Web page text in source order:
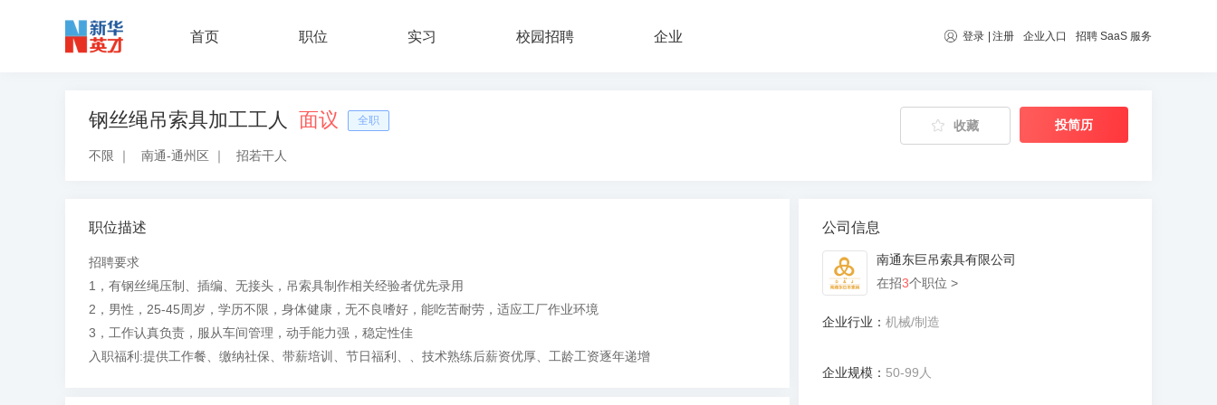
首页 职位 实习 校园招聘 企业 登录 | 注册 企业入口 招聘 SaaS 服务
钢丝绳吊索具加工工人 面议 全职
不限 ｜ 南通-通州区 ｜ 招若干人
收藏 投简历
职位描述
招聘要求
1，有钢丝绳压制、插编、无接头，吊索具制作相关经验者优先录用
2，男性，25-45周岁，学历不限，身体健康，无不良嗜好，能吃苦耐劳，适应工厂作业环境
3，工作认真负责，服从车间管理，动手能力强，稳定性佳
入职福利:提供工作餐、缴纳社保、带薪培训、节日福利、、技术熟练后薪资优厚、工龄工资逐年递增
公司信息
南通东巨吊索具有限公司
在招3个职位 >
企业行业： 机械/制造
企业规模： 50-99人